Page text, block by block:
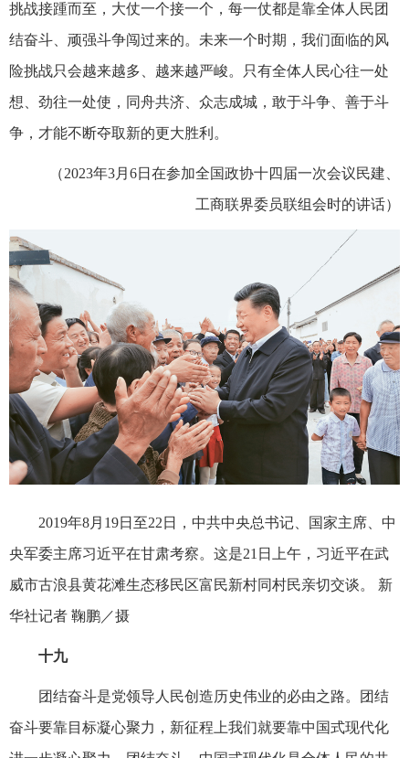
挑战接踵而至，大仗一个接一个，每一仗都是靠全体人民团
结奋斗、顽强斗争闯过来的。未来一个时期，我们面临的风
险挑战只会越来越多、越来越严峻。只有全体人民心往一处
想、劲往一处使，同舟共济、众志成城，敢于斗争、善于斗
争，才能不断夺取新的更大胜利。
（2023年3月6日在参加全国政协十四届一次会议民建、
工商联界委员联组会时的讲话）
2019年8月19日至22日，中共中央总书记、国家主席、中
央军委主席习近平在甘肃考察。这是21日上午，习近平在武
威市古浪县黄花滩生态移民区富民新村同村民亲切交谈。 新
华社记者 鞠鹏／摄
十九
团结奋斗是党领导人民创造历史伟业的必由之路。团结
奋斗要靠目标凝心聚力，新征程上我们就要靠中国式现代化